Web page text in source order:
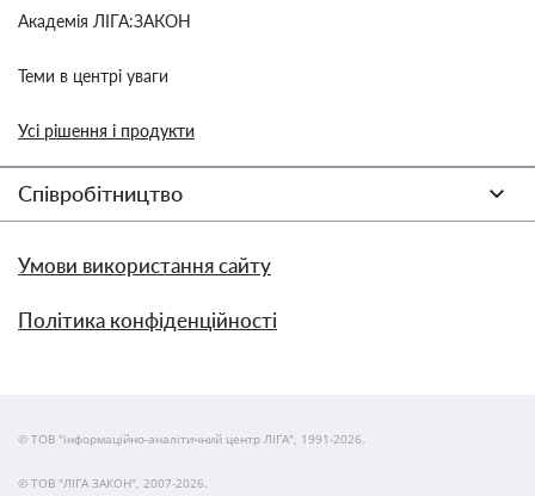
Академія ЛІГА:ЗАКОН
Теми в центрі уваги
Усі рішення і продукти
Співробітництво
Умови використання сайту
Політика конфіденційності
© ТОВ "інформаційно-аналітичний центр ЛІГА", 1991-2026.
© ТОВ "ЛІГА ЗАКОН", 2007-2026.